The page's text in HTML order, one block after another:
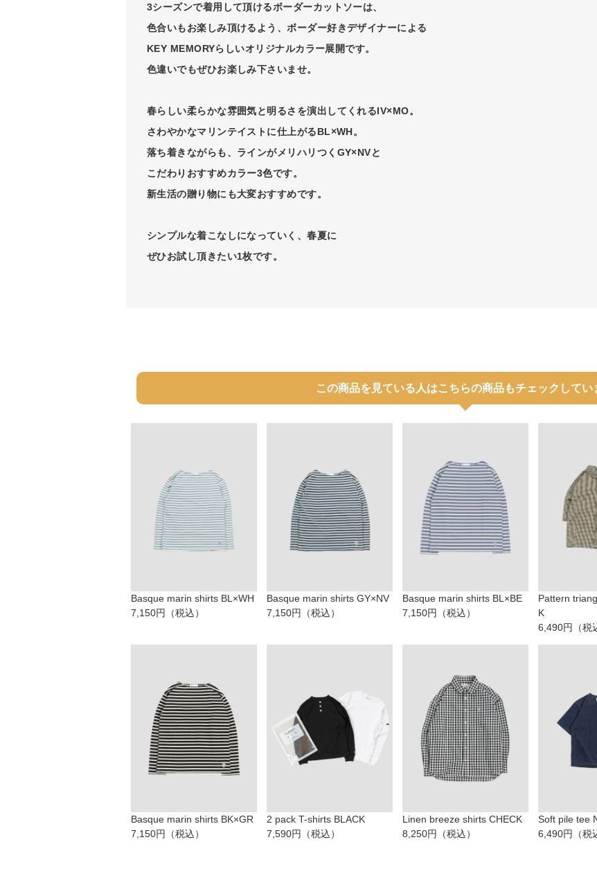
3シーズンで着用して頂けるボーダーカットソーは、
色合いもお楽しみ頂けるよう、ボーダー好きデザイナーによる
KEY MEMORYらしいオリジナルカラー展開です。
色違いでもぜひお楽しみ下さいませ。
春らしい柔らかな雰囲気と明るさを演出してくれるIV×MO。
さわやかなマリンテイストに仕上がるBL×WH。
落ち着きながらも、ラインがメリハリつくGY×NVと
こだわりおすすめカラー3色です。
新生活の贈り物にも大変おすすめです。
シンプルな着こなしになっていく、春夏に
ぜひお試し頂きたい1枚です。
この商品を見ている人はこちらの商品もチェックしてい
Basque marin shirts BL×WH
7,150円（税込）
Basque marin shirts GY×NV
7,150円（税込）
Basque marin shirts BL×BE
7,150円（税込）
Pattern
K
6,490円（税
Basque marin shirts BK×GR
7,150円（税込）
2 pack T-shirts BLACK
7,590円（税込）
Linen breeze shirts CHECK
8,250円（税込）
Soft pile tee
6,490円（税